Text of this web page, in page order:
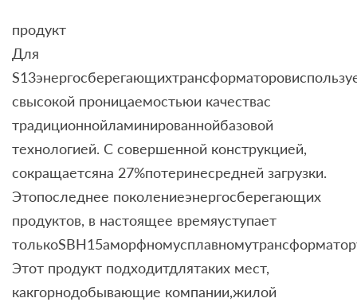
продукт
Для
свысокой проницаемостьюи качествас
традиционнойламинированнойбазовой
технологией. С совершенной конструкцией,
сокращаетсяна 27%потеринесредней загрузки.
Этопоследнее поколениеэнергосберегающих
продуктов, в настоящее времяуступает
Этот продукт подходитдлятаких мест,
какгорнодобывающие компании,жилой